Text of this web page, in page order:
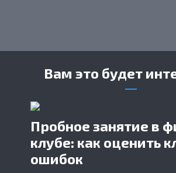
Вам это будет
Пробное занятие в
клубе: как оценить
ошибок